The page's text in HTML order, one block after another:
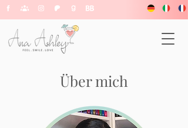
Über mich